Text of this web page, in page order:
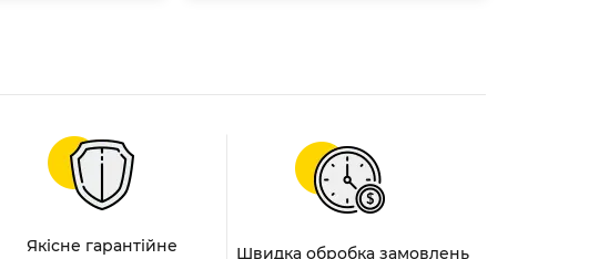
Якісне гарантійне
Швидка обробка замовлень